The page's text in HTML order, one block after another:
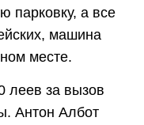
парковку, а все
машина
месте.
леев за вызов
Антон Албот